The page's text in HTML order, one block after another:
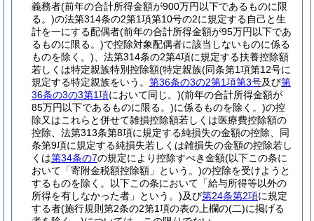
義務者(前年の合計所得金額が900万円以下であるものに限
る。)の法第314条の2第1項第10号の2に規定する自己と生
計を一にする配偶者(前年の合計所得金額が95万円以下であ
るものに限る。)で控除対象配偶者に該当しないものに係る
ものを除く。) 、法第314条の2第4項に規定する扶養控除額
若しくは特定親族特別控除額(特定親族(同条第1項第12号に
規定する特定親族をいう。 第36条の3の2第1項第3号及び第
36条の3の3第1項において同じ。)(前年の合計所得金額が
85万円以下であるものに限る。)に係るものを除く。)の控
除又はこれらと併せて雑損控除額若しくは医療費控除額の
控除、法第313条第8項に規定する純損失の金額の控除、同
条第9項に規定する純損失若しくは雑損失の金額の控除若し
くは第34条の7の規定により控除すべき金額(以下この条に
おいて「寄附金税額控除額」という。)の控除を受けようと
するものを除く。以下この条において「給与所得等以外の
所得を有しなかった者」という。)及び第24条第2項に規定
する者(施行規則第2条の2第1項の表の上欄の(二)に掲げる